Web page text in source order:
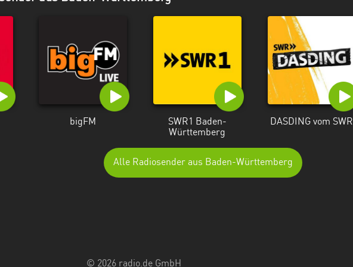
bigFM
SWR1 Baden-
Württemberg
DASDING vom SWR
Alle Radiosender aus Baden-Württemberg
© 2026 radio.de GmbH